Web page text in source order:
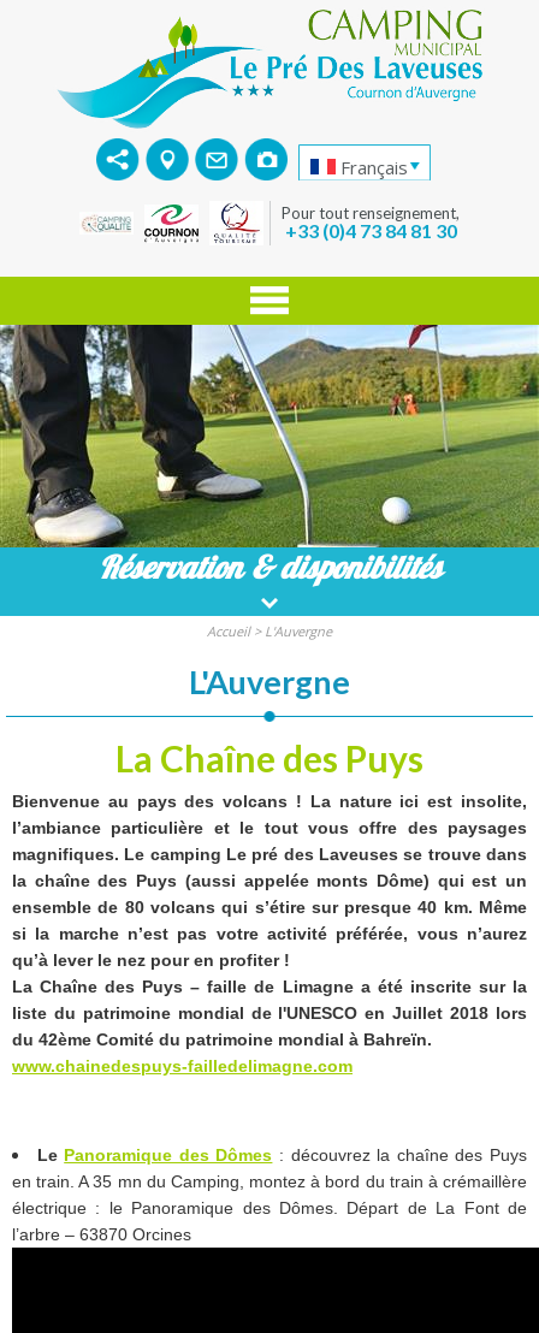
Français
Pour tout renseignement,
+33 (0)4 73 84 81 30
Réservation & disponibilités
Accueil> L'Auvergne
L'Auvergne
La Chaîne des Puys
Bienvenue au pays des volcans ! La nature ici est insolite,
l’ambiance particulière et le tout vous offre des paysages
magnifiques. Le camping Le pré des Laveuses se trouve dans
la chaîne des Puys (aussi appelée monts Dôme) qui est un
ensemblede 80 volcansqui s’étire sur presque 40 km. Même
si la marche n’est pas votre activité préférée, vous n’aurez
qu’à lever le nez pour en profiter !
La Chaîne des Puys – faille de Limagnea été inscrite sur la
liste du patrimoine mondial de l'UNESCO en Juillet 2018 lors
du 42ème Comité du patrimoine mondial à Bahreïn.
www.chainedespuys-failledelimagne.com
Le Panoramique des Dômes : découvrez la chaîne des Puys
en train. A 35 mn du Camping, montez à bord du train à crémaillère
électrique : le Panoramique des Dômes. Départ de La Font de
l’arbre – 63870 Orcines